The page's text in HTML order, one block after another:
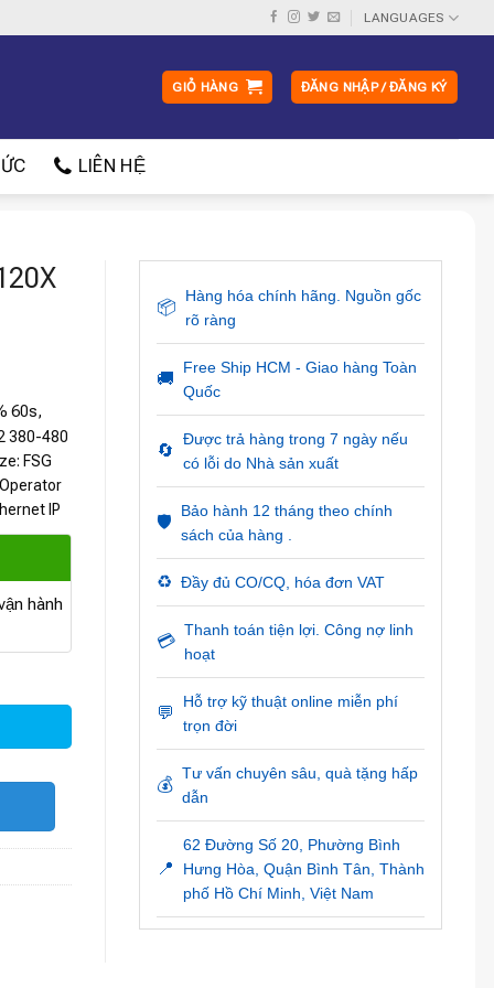
LANGUAGES
GIỎ HÀNG ĐĂNG NHẬP / ĐĂNG KÝ
LIÊN HỆ
60s,
380-480
FSG
IP
hành
📦
Hàng hóa chính hãng. Nguồn gốc
rõ ràng
🚚
Free Ship HCM - Giao hàng Toàn
Quốc
🔄
Được trả hàng trong 7 ngày nếu
có lỗi do Nhà sản xuất
🛡️
Bảo hành 12 tháng theo chính
sách của hàng .
♻️ Đầy đủ CO/CQ, hóa đơn VAT
💳
Thanh toán tiện lợi. Công nợ linh
hoạt
💬
Hỗ trợ kỹ thuật online miễn phí
trọn đời
💰
Tư vấn chuyên sâu, quà tặng hấp
dẫn
📍
62 Đường Số 20, Phường Bình
Hưng Hòa, Quận Bình Tân, Thành
phố Hồ Chí Minh, Việt Nam